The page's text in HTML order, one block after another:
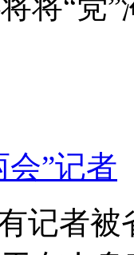
会”记者
记者